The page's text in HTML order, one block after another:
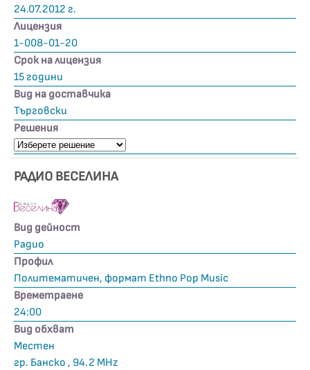
24.07.2012 г.
Лицензия
1-008-01-20
Срок на лицензия
15 години
Вид на доставчика
Търговски
Решения
РАДИО ВЕСЕЛИНА
Вид дейност
Радио
Профил
Политематичен, формат Ethno Pop Music
Времетраене
24:00
Вид обхват
Местен
гр. Банско , 94.2 MHz